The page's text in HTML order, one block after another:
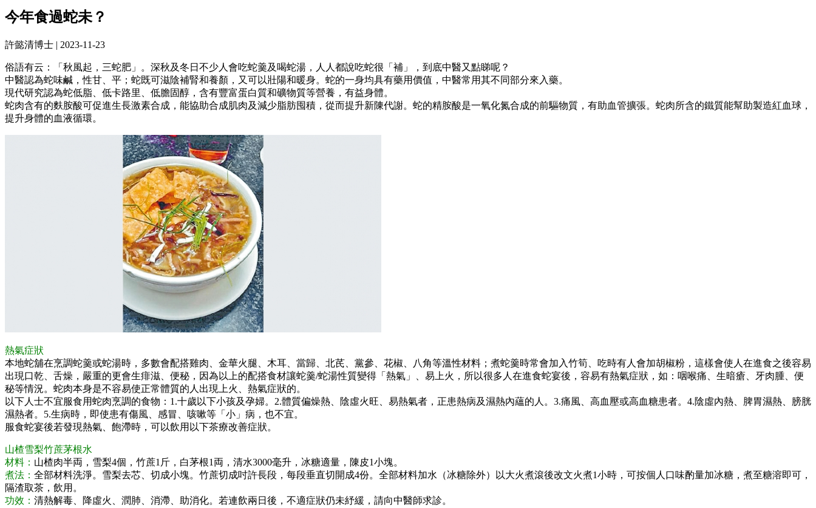
今年食過蛇未？
許懿清博士 | 2023-11-23
俗語有云：「秋風起，三蛇肥」。深秋及冬日不少人會吃蛇羹及喝蛇湯，人人都說吃蛇很「補」，到底中醫又點睇呢？
中醫認為蛇味鹹，性甘、平；蛇既可滋陰補腎和養顏，又可以壯陽和暖身。蛇的一身均具有藥用價值，中醫常用其不同部分來入藥。
現代研究認為蛇低脂、低卡路里、低膽固醇，含有豐富蛋白質和礦物質等營養，有益身體。
蛇肉含有的麩胺酸可促進生長激素合成，能協助合成肌肉及減少脂肪囤積，從而提升新陳代謝。蛇的精胺酸是一氧化氮合成的前驅物質，有助血管擴張。蛇肉所含的鐵質能幫助製造紅血球，
提升身體的血液循環。
熱氣症狀
本地蛇舖在烹調蛇羹或蛇湯時，多數會配搭雞肉、金華火腿、木耳、當歸、北芪、黨參、花椒、八角等溫性材料；煮蛇羹時常會加入竹筍、吃時有人會加胡椒粉，這樣會使人在進食之後容易
出現口乾、舌燥，嚴重的更會生痱滋、便秘，因為以上的配搭食材讓蛇羹/蛇湯性質變得「熱氣」、易上火，所以很多人在進食蛇宴後，容易有熱氣症狀，如：咽喉痛、生暗瘡、牙肉腫、便
秘等情況。蛇肉本身是不容易使正常體質的人出現上火、熱氣症狀的。
以下人士不宜服食用蛇肉烹調的食物：1.十歲以下小孩及孕婦。2.體質偏燥熱、陰虛火旺、易熱氣者，正患熱病及濕熱內蘊的人。3.痛風、高血壓或高血糖患者。4.陰虛內熱、脾胃濕熱、膀胱
濕熱者。5.生病時，即使患有傷風、感冒、咳嗽等「小」病，也不宜。
服食蛇宴後若發現熱氣、飽滯時，可以飲用以下茶療改善症狀。
山楂雪梨竹蔗茅根水
材料： 山楂肉半両，雪梨4個，竹蔗1斤，白茅根1両，清水3000毫升，冰糖適量，陳皮1小塊。
煮法： 全部材料洗淨。雪梨去芯、切成小塊。竹蔗切成吋許長段，每段垂直切開成4份。全部材料加水（冰糖除外）以大火煮滾後改文火煮1小時，可按個人口味酌量加冰糖，煮至糖溶即可，
隔渣取茶，飲用。
功效： 清熱解毒、降虛火、潤肺、消滯、助消化。若連飲兩日後，不適症狀仍未紓緩，請向中醫師求診。